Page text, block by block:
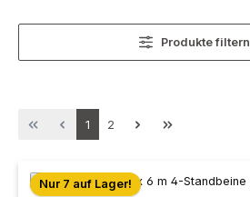
Produkte filtern
Seite
1 Seite
2
Nur 7 auf Lager!